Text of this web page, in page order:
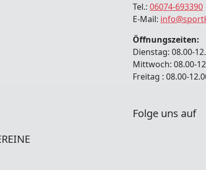
Tel.: 06074-693390
E-Mail:
Öffnungszeiten:
Dienstag: 08.00-
Mittwoch: 08.00-
Freitag : 08.00-
Folge uns auf